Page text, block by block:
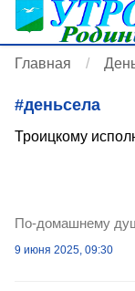
Главная
#деньсела
Троицкому
По-домашнему
9 июня 2025, 09:30